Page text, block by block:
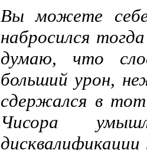
Вы можете
набросился
думаю, что
больший урон,
сдержался в
Чисора